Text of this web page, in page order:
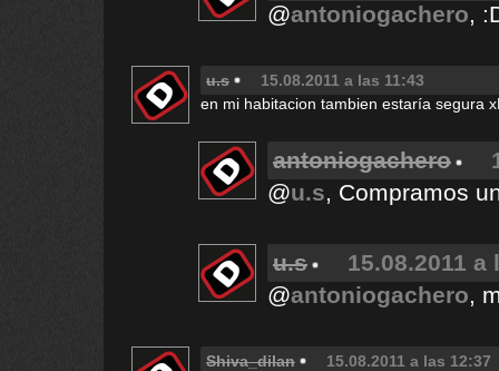
@antoniogachero,
u.s
15.08.2011 a las 11:43
en mi habitacion tambien estaría segura
antoniogachero
@u.s, Compramos
u.s
15.08.2011 a
@antoniogachero,
Shiva_dilan
15.08.2011 a las 12:37